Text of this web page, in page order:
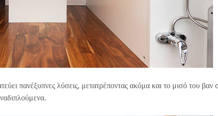
πανέξυπνες λύσεις, μετατρέποντας ακόμα και το μισό του βαν